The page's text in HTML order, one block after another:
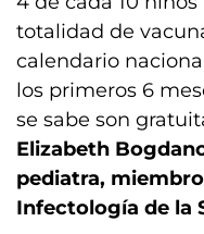
totalidad de
calendario
los primeros 6
se sabe son
Elizabeth
pediatra,
Infectología de la